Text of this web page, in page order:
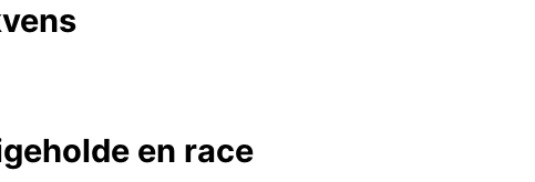
en race